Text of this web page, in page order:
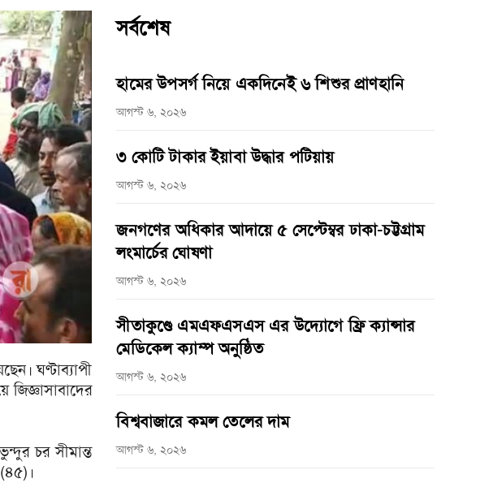
ঘণ্টাব্যাপী
চর সীমান্ত
সর্বশেষ
হামের উপসর্গ নিয়ে একদিনেই ৬ শিশুর প্রাণহানি
আগস্ট ৬, ২০২৬
৩ কোটি টাকার ইয়াবা উদ্ধার পটিয়ায়
আগস্ট ৬, ২০২৬
জনগণের অধিকার আদায়ে ৫ সেপ্টেম্বর ঢাকা-চট্টগ্রাম
লংমার্চের ঘোষণা
আগস্ট ৬, ২০২৬
সীতাকুণ্ডে এমএফএসএস এর উদ্যোগে ফ্রি ক্যান্সার
মেডিকেল ক্যাম্প অনুষ্ঠিত
আগস্ট ৬, ২০২৬
বিশ্ববাজারে কমল তেলের দাম
আগস্ট ৬, ২০২৬